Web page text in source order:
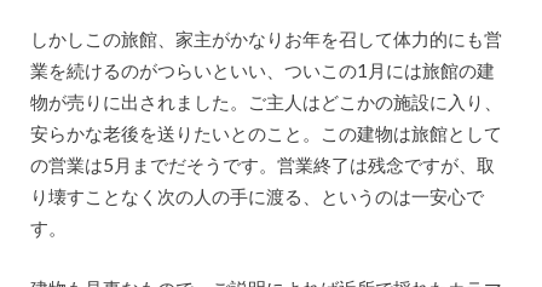
しかしこの旅館、家主がかなりお年を召して体力的にも営
業を続けるのがつらいといい、ついこの1月には旅館の建
物が売りに出されました。ご主人はどこかの施設に入り、
安らかな老後を送りたいとのこと。この建物は旅館として
の営業は5月までだそうです。営業終了は残念ですが、取
り壊すことなく次の人の手に渡る、というのは一安心で
す。